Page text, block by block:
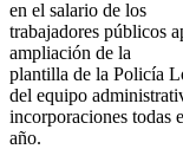
en el salario de los
trabajadores públicos
ampliación de la
plantilla de la Policía
del equipo
incorporaciones todas
año.